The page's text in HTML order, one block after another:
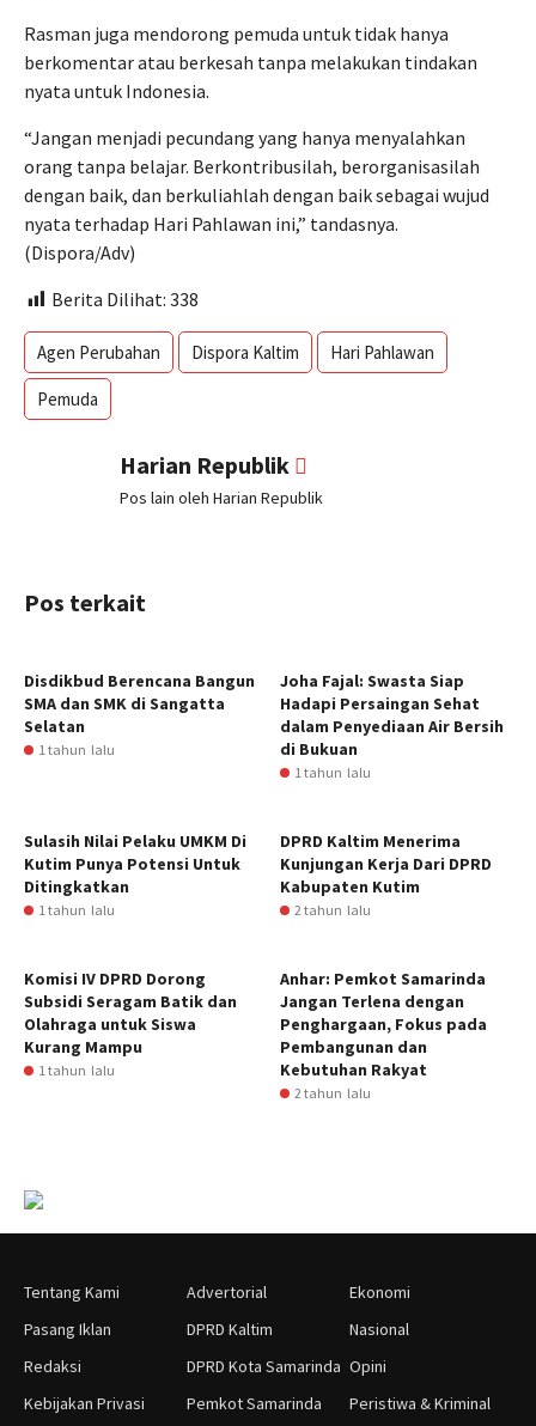
Rasman juga mendorong pemuda untuk tidak hanya
berkomentar atau berkesah tanpa melakukan tindakan
nyata untuk Indonesia.
“Jangan menjadi pecundang yang hanya menyalahkan
orang tanpa belajar. Berkontribusilah, berorganisasilah
dengan baik, dan berkuliahlah dengan baik sebagai wujud
nyata terhadap Hari Pahlawan ini,” tandasnya.
(Dispora/Adv)
Berita Dilihat: 338
Agen Perubahan Dispora Kaltim Hari Pahlawan
Pemuda
Harian Republik
Pos lain oleh Harian Republik
Pos terkait
Disdikbud Berencana Bangun
SMA dan SMK di Sangatta
Selatan
1 tahun lalu
Joha Fajal: Swasta Siap
Hadapi Persaingan Sehat
dalam Penyediaan Air Bersih
di Bukuan
1 tahun lalu
Sulasih Nilai Pelaku UMKM Di
Kutim Punya Potensi Untuk
Ditingkatkan
1 tahun lalu
DPRD Kaltim Menerima
Kunjungan Kerja Dari DPRD
Kabupaten Kutim
2 tahun lalu
Komisi IV DPRD Dorong
Subsidi Seragam Batik dan
Olahraga untuk Siswa
Kurang Mampu
1 tahun lalu
Anhar: Pemkot Samarinda
Jangan Terlena dengan
Penghargaan, Fokus pada
Pembangunan dan
Kebutuhan Rakyat
2 tahun lalu
Tentang Kami
Pasang Iklan
Redaksi
Kebijakan Privasi
Advertorial
DPRD Kaltim
DPRD Kota Samarinda
Pemkot Samarinda
Ekonomi
Nasional
Opini
Peristiwa & Kriminal